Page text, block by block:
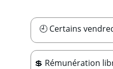
🕘 Certains
💲 Rémunération